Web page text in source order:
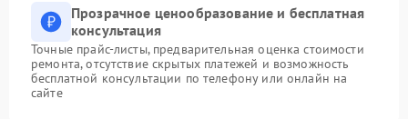
Прозрачное ценообразование и бесплатная
консультация
Точные прайс-листы, предварительная оценка стоимости
ремонта, отсутствие скрытых платежей и возможность
бесплатной консультации по телефону или онлайн на
сайте